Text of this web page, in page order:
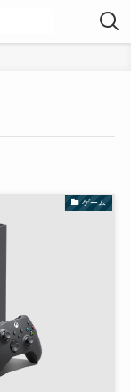
ゲーム